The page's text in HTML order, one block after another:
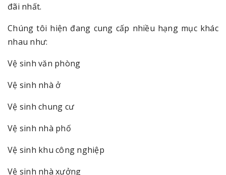
đãi nhất.
Chúng tôi hiện đang cung cấp nhiều hạng mục khác
nhau như:
Vệ sinh văn phòng
Vệ sinh nhà ở
Vệ sinh chung cư
Vệ sinh nhà phố
Vệ sinh khu công nghiệp
Vệ sinh nhà xưởng